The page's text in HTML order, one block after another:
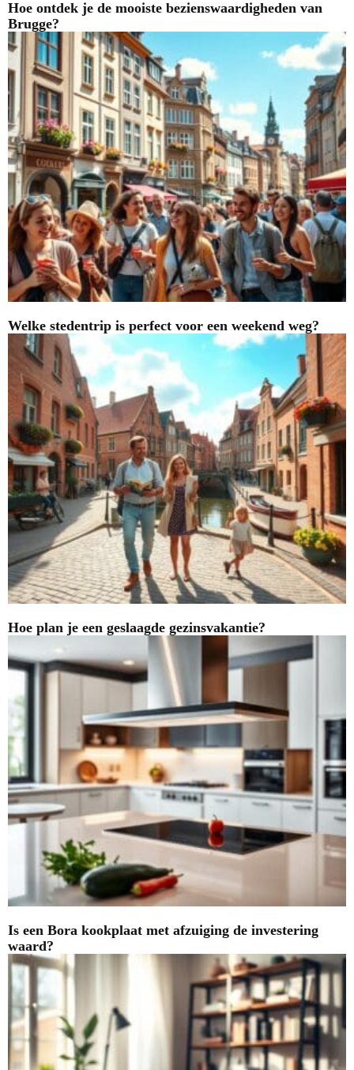
Hoe ontdek je de mooiste bezienswaardigheden van
Brugge?
Welke stedentrip is perfect voor een weekend weg?
Hoe plan je een geslaagde gezinsvakantie?
Is een Bora kookplaat met afzuiging de investering
waard?